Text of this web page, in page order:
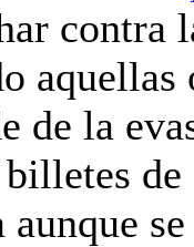
contra
aquellas
de la